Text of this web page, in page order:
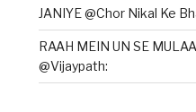
JANIYE @Chor Nikal Ke
RAAH MEIN UN SE
@Vijaypath: